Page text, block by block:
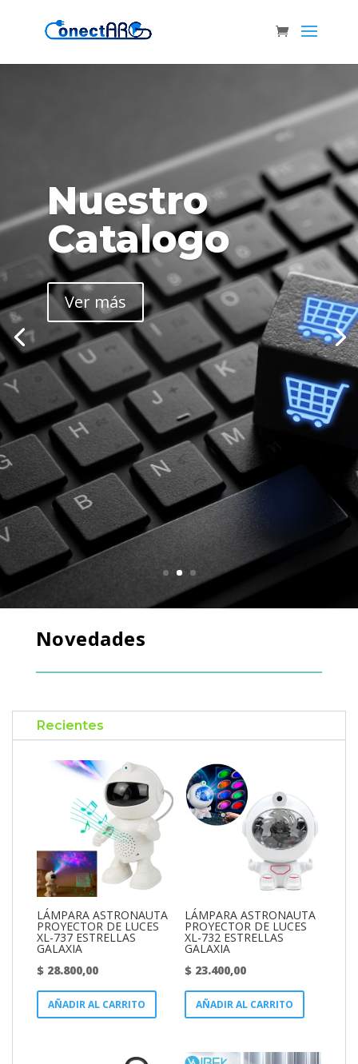
Nuestro
Catalogo
Ver más
Novedades
Recientes
LÁMPARA ASTRONAUTA
PROYECTOR DE LUCES
XL-737 ESTRELLAS
GALAXIA
$ 28.800,00
AÑADIR AL CARRITO
LÁMPARA ASTRONAUTA
PROYECTOR DE LUCES
XL-732 ESTRELLAS
GALAXIA
$ 23.400,00
AÑADIR AL CARRITO